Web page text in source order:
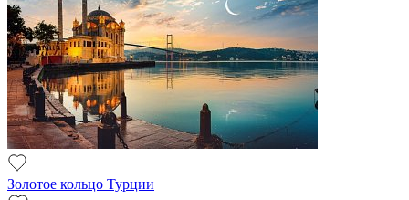
Золотое кольцо Турции